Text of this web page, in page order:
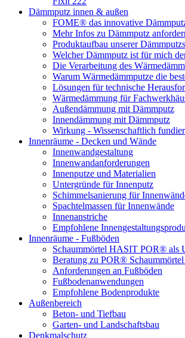
Dämmputz innen & außen
FOME® das innovative
Mehr Infos zu Dämmputz
Produktaufbau unserer
Welcher Dämmputz ist für mich
Die Verarbeitung des
Warum Wärmedämmputze die
Lösungen für technische
Wärmedämmung für
Außendämmung mit Dämmputz
Innendämmung mit Dämmputz
Wirkung - Wissenschaftlich
Innenräume - Decken und Wände
Innenwandgestaltung
Innenwandanforderungen
Innenputze und Materialien
Untergründe für Innenputz
Schimmelsanierung für
Spachtelmassen für Innenwände
Innenanstriche
Empfohlene
Innenräume - Fußböden
Schaummörtel HASIT POR® als
Beratung zu POR® Schaummörtel
Anforderungen an Fußböden
Fußbodenanwendungen
Empfohlene Bodenprodukte
Außenbereich
Beton- und Tiefbau
Garten- und Landschaftsbau
Denkmalschutz